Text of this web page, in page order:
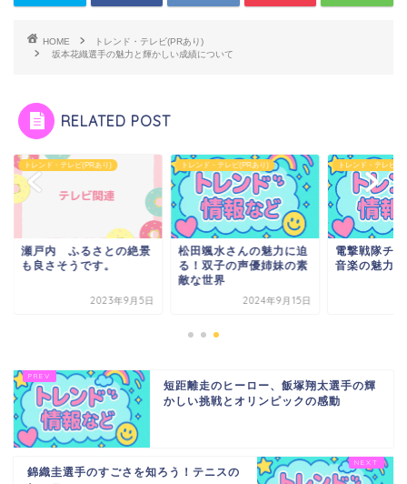
HOME
トレンド・テレビ(PRあり)
坂本花織選手の魅力と輝かしい成績について
RELATED POST
ド・テレビ(PRあり)
内 ふるさとの絶景
さそうです。
2023年9月5日
トレンド・テレビ(PRあり)
松田颯水さんの魅力に迫
る！双子の声優姉妹の素
敵な世界
2024年9月15日
トレンド・テレビ(PRあり)
電撃戦隊チェンジマ
音楽の魅力を探る！
短距離走のヒーロー、飯塚翔太選手の輝
かしい挑戦とオリンピックの感動
錦織圭選手のすごさを知ろう！テニスの